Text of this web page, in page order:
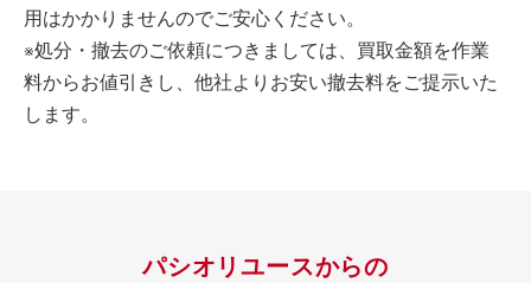
用はかかりませんのでご安心ください。
※処分・撤去のご依頼につきましては、買取金額を作業
料からお値引きし、他社よりお安い撤去料をご提示いた
します。
パシオリユースからの